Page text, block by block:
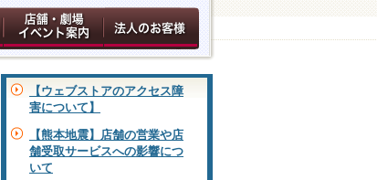
【ウェブストアのアクセス障
害について】
【熊本地震】店舗の営業や店
舗受取サービスへの影響につ
いて